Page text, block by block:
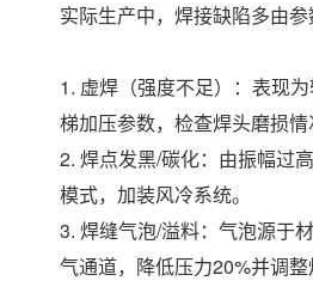
实际生产中，焊接缺陷多由
1. 虚焊（强度不足）：表现
梯加压参数，检查焊头磨损情
2. 焊点发黑/碳化：由振幅过
模式，加装风冷系统。
3. 焊缝气泡/溢料：气泡源于
气通道，降低压力20%并调整